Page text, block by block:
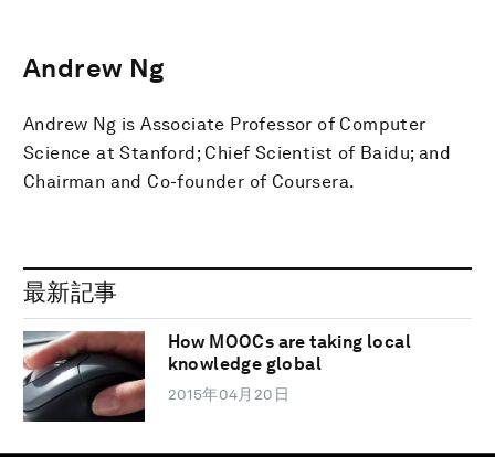
Andrew Ng
Andrew Ng is Associate Professor of Computer
Science at Stanford; Chief Scientist of Baidu; and
Chairman and Co-founder of Coursera.
最新記事
How MOOCs are taking local
knowledge global
2015年04月20日